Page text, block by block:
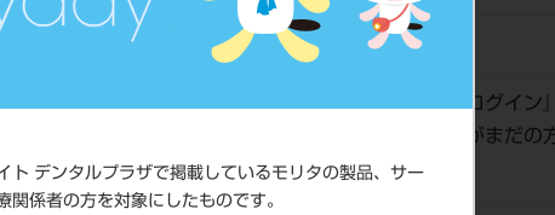
ト デンタルプラザで掲載しているモリタの製品、サー
関係者の方を対象にしたものです。
JAN/EANコード 4560128311113
価格の確認は『ログイン
ネット会員登録がまだの
い。